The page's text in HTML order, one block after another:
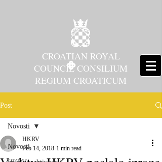
CROATIAN ROYAL
COUNCIL CONSILIUM
REGIUM CROATICUM
Post
Novosti
Novosti
HKRV
Feb 14, 2018 1 min read